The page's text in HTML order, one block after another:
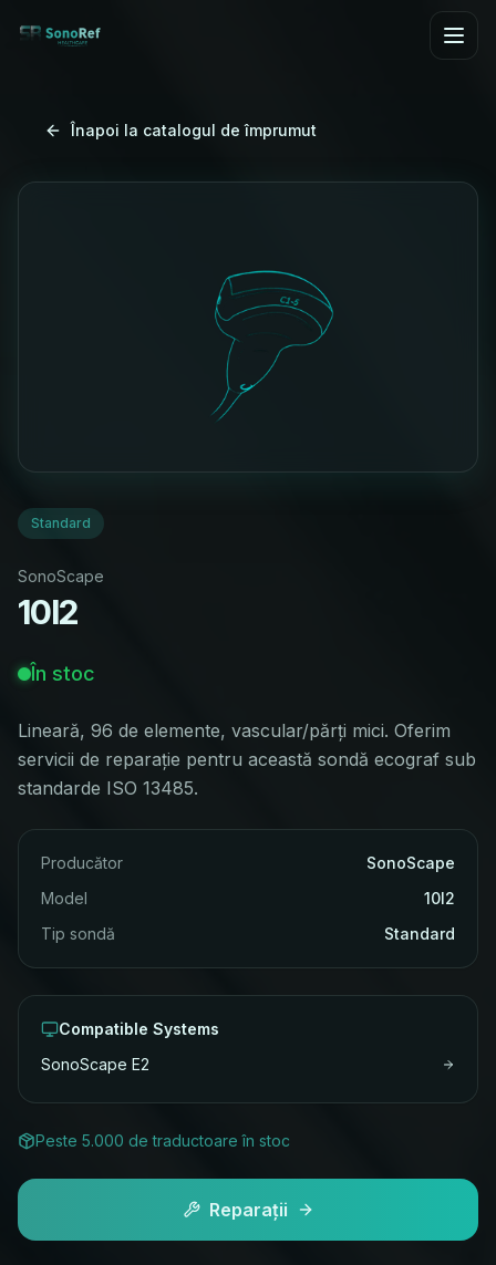
Înapoi la catalogul de împrumut
Standard
SonoScape
10I2
În stoc
Lineară, 96 de elemente, vascular/părți mici. Oferim
servicii de reparație pentru această sondă ecograf sub
standarde ISO 13485.
Producător
SonoScape
Model
10I2
Tip sondă
Standard
Compatible Systems
SonoScape E2
Peste 5.000 de traductoare în stoc
Reparații